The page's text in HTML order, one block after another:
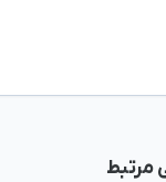
مرتبط